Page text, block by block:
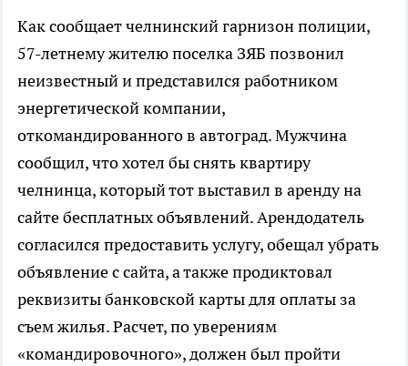
Как сообщает челнинский гарнизон полиции,
57-летнему жителю поселка ЗЯБ позвонил
неизвестный и представился работником
энергетической компании,
откомандированного в автоград. Мужчина
сообщил, что хотел бы снять квартиру
челнинца, который тот выставил в аренду на
сайте бесплатных объявлений. Арендодатель
согласился предоставить услугу, обещал убрать
объявление с сайта, а также продиктовал
реквизиты банковской карты для оплаты за
съем жилья. Расчет, по уверениям
«командировочного», должен был пройти